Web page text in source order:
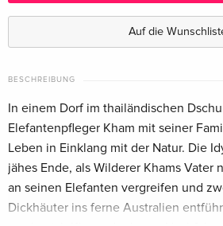
Cover D, Collector's Edition, Limited Edition,
Edition, Mediabook, Blu-ray + 2 DVDs
Deutsch
Cover B, Year of the Dragon Edition, Limited
Edition, Mediabook, Blu-ray + 2 DVDs
Deutsch
Auf die
BESCHREIBUNG
In einem Dorf im thailändischen
Elefantenpfleger Kham mit seiner
Leben in Einklang mit der Natur. Die
jähes Ende, als Wilderer Khams Vater
an seinen Elefanten vergreifen und
Dickhäuter ins ferne Australien